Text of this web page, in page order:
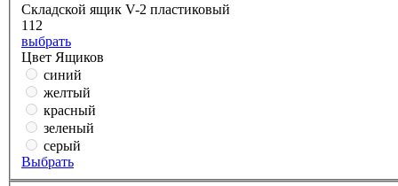
Складской ящик V-2 пластиковый
112
выбрать
Цвет Ящиков
синий
желтый
красный
зеленый
серый
Выбрать